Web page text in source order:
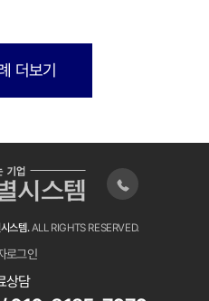
더보기
스템.ALL RIGHTS RESERVED.
로그인
상담